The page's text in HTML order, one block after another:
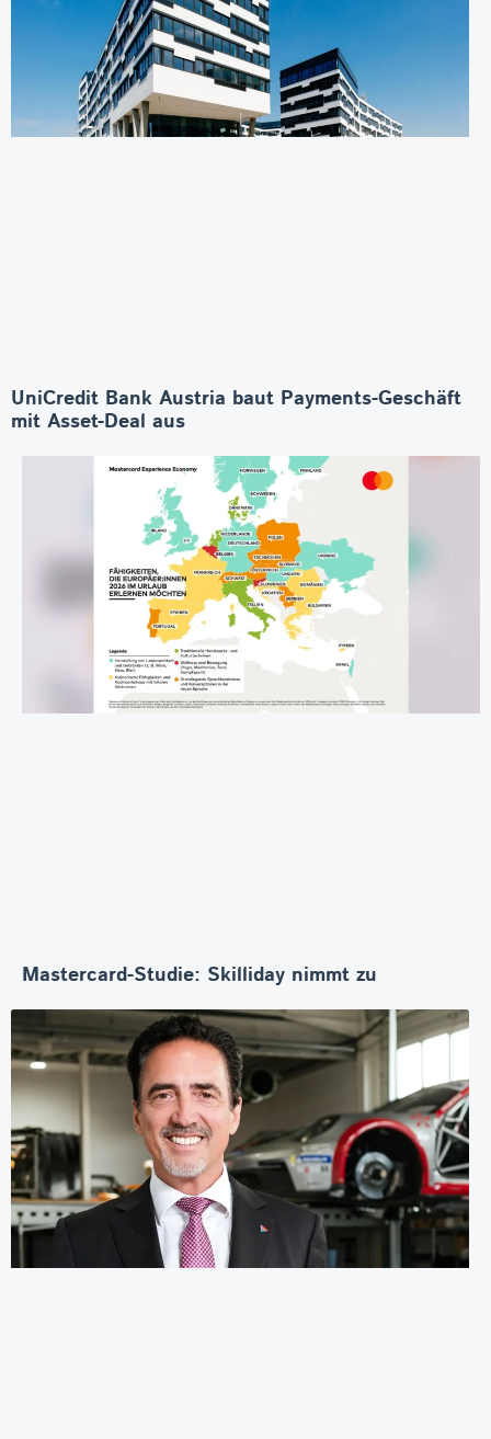
UniCredit Bank Austria baut Payments-Geschäft
mit Asset-Deal aus
Mastercard-Studie: Skilliday nimmt zu